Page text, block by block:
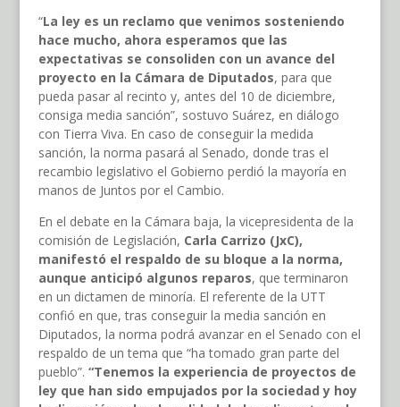
“La ley es un reclamo que venimos sosteniendo
hace mucho, ahora esperamos que las
expectativas se consoliden con un avance del
proyecto en la Cámara de Diputados, para que
pueda pasar al recinto y, antes del 10 de diciembre,
consiga media sanción”, sostuvo Suárez, en diálogo
con Tierra Viva. En caso de conseguir la medida
sanción, la norma pasará al Senado, donde tras el
recambio legislativo el Gobierno perdió la mayoría en
manos de Juntos por el Cambio.
En el debate en la Cámara baja, la vicepresidenta de la
comisión de Legislación, Carla Carrizo (JxC),
manifestó el respaldo de su bloque a la norma,
aunque anticipó algunos reparos, que terminaron
en un dictamen de minoría. El referente de la UTT
confió en que, tras conseguir la media sanción en
Diputados, la norma podrá avanzar en el Senado con el
respaldo de un tema que “ha tomado gran parte del
pueblo”. “Tenemos la experiencia de proyectos de
ley que han sido empujados por la sociedad y hoy